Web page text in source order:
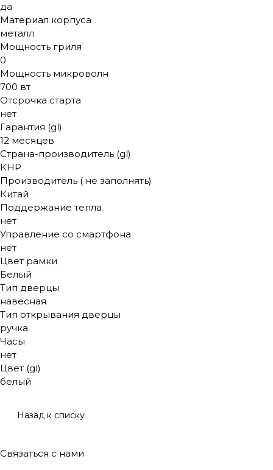
да
Материал корпуса
металл
Мощность гриля
0
Мощность микроволн
700 вт
Отсрочка старта
нет
Гарантия (gl)
12 месяцев
Страна-производитель (gl)
КНР
Производитель ( не заполнять)
Китай
Поддержание тепла
нет
Управление со смартфона
нет
Цвет рамки
Белый
Тип дверцы
навесная
Тип открывания дверцы
ручка
Часы
нет
Цвет (gl)
белый
Назад к списку
Связаться с нами